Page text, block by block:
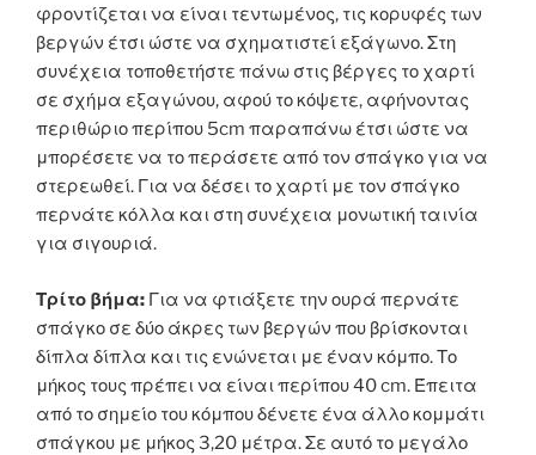
φροντίζεται να είναι τεντωμένος, τις κορυφές των
βεργών έτσι ώστε να σχηματιστεί εξάγωνο. Στη
συνέχεια τοποθετήστε πάνω στις βέργες το χαρτί
σε σχήμα εξαγώνου, αφού το κόψετε, αφήνοντας
περιθώριο περίπου 5cm παραπάνω έτσι ώστε να
μπορέσετε να το περάσετε από τον σπάγκο για να
στερεωθεί. Για να δέσει το χαρτί με τον σπάγκο
περνάτε κόλλα και στη συνέχεια μονωτική ταινία
για σιγουριά.
Τρίτο βήμα: Για να φτιάξετε την ουρά περνάτε
σπάγκο σε δύο άκρες των βεργών που βρίσκονται
δίπλα δίπλα και τις ενώνεται με έναν κόμπο. Το
μήκος τους πρέπει να είναι περίπου 40 cm. Έπειτα
από το σημείο του κόμπου δένετε ένα άλλο κομμάτι
σπάγκου με μήκος 3,20 μέτρα. Σε αυτό το μεγάλο